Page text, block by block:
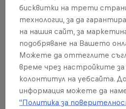
Championship stop.
Studded tyres provide
and ice, and yet it is
championship's fastest
music, restaurant tents and
on around the Red Barn
truly a winter festival for all.
бисквитки на трети
технологии, за да
на нашия сайт, за
подобряване на Вашето
Можете да оттеглите
време чрез настройките за
колонтитул на уебсайта.
информация можете да
"Политика за